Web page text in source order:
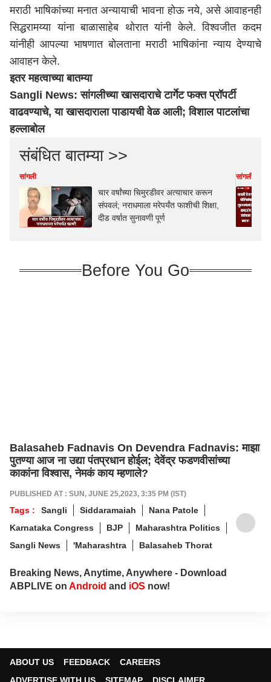
मराठी भाषिकांच्या मनात अन्यायाची भावना होऊ नये, असे आवाहनही
सिद्धरामय्या यांना बाळासाहेब थोरात यांनी केले. विश्वजीत कदम
यांनीही आपल्या भाषणात बोलताना मराठी भाषिकांना न्याय देण्याचे
आवाहन केले.
इतर महत्वाच्या बातम्या
Sangli News: सांगलीच्या खासदाराचे टार्गेट फक्त प्रॉपर्टी
वाढवण्याचे, या खासदाराला पाडायची वेळ आली; विशाल पाटलांचा
हल्लाबोल
संबंधित बातम्या >>
सांगली
चार वर्षांच्या चिमुरडीवर अत्याचार करून
संपवलं; नराधमाला मरेपर्यंत फाशीची शिक्षा,
दीड वर्षात सुनावणी पूर्ण
सांगली
Before You Go
Balasaheb Fadnavis On Devendra Fadnavis: माझा
पुतण्या आज ना उद्या पंतप्रधान होईल; देवेंद्र फडणवीसांच्या
काकांना विश्वास, नेमकं काय म्हणाले?
PUBLISHED AT : SUN, JUNE 25,2023, 3:35 PM (IST)
Tags : Sangli Siddaramaiah
Nana Patole
Karnataka Congress
BJP
Maharashtra Politics
Sangli News
'Maharashtra Balasaheb Thorat
Breaking News, Anytime, Anywhere - Download
ABPLIVE on Android and iOS now!
ABOUT US FEEDBACK
CAREERS
ADVERTISE WITH US
SITEMAP DISCLAIMER